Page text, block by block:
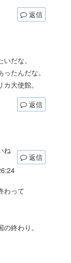
返信
だな。
たんだな。
大使館。
返信
ね
返信
わって
終わり。